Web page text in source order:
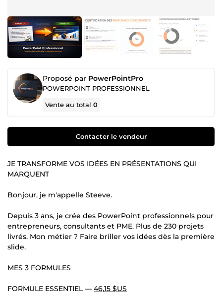
Proposé par PowerPointPro
POWERPOINT PROFESSIONNEL
Vente au total0
Contacter le vendeur
JE TRANSFORME VOS IDÉES EN PRÉSENTATIONS QUI
MARQUENT
Bonjour, je m'appelle Steeve.
Depuis 3 ans, je crée des PowerPoint professionnels pour
entrepreneurs, consultants et PME. Plus de 230 projets
livrés. Mon métier ? Faire briller vos idées dès la première
slide.
MES 3 FORMULES
FORMULE ESSENTIEL — 46,15 $US